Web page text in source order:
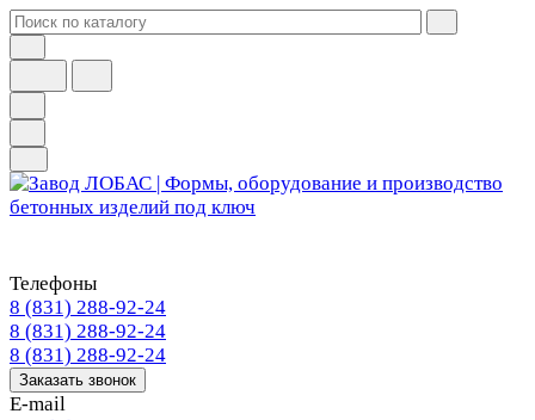
Телефоны
8 (831) 288-92-24
8 (831) 288-92-24
8 (831) 288-92-24
Заказать звонок
E-mail